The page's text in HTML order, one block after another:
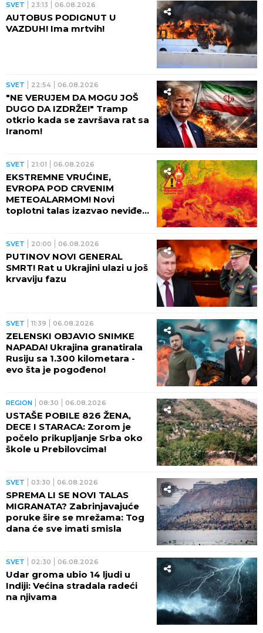
SVET 23:13 06.08.2026
AUTOBUS PODIGNUT U
VAZDUH! Ima mrtvih!
SVET 22:54 06.08.2026
"NE VERUJEM DA MOGU JOŠ
DUGO DA IZDRŽE!" Tramp
otkrio kada se završava rat sa
Iranom!
SVET 21:01 06.08.2026
EKSTREMNE VRUĆINE,
EVROPA POD CRVENIM
METEOALARMOM! Novi
toplotni talas izazvao neviđeni
SVET 20:00 06.08.2026
PUTINOV NOVI GENERAL
SMRT! Rat u Ukrajini ulazi u još
krvaviju fazu
SVET 11:39 06.08.2026
ZELENSKI OBJAVIO SNIMKE
NAPADA! Ukrajina granatirala
Rusiju sa 1.300 kilometara -
evo šta je pogođeno!
REGION 08:30 06.08.2026
USTAŠE POBILE 826 ŽENA,
DECE I STARACA: Zorom je
počelo prikupljanje Srba oko
škole u Prebilovcima!
SVET 03:30 06.08.2026
SPREMA LI SE NOVI TALAS
MIGRANATA? Zabrinjavajuće
poruke šire se mrežama: Tog
dana će sve imati smisla
SVET 02:30 06.08.2026
Udar groma ubio 14 ljudi u
Indiji: Većina stradala radeći
na njivama